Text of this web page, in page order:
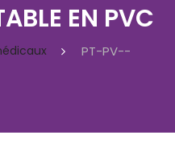
EN PVC
PT-PV--